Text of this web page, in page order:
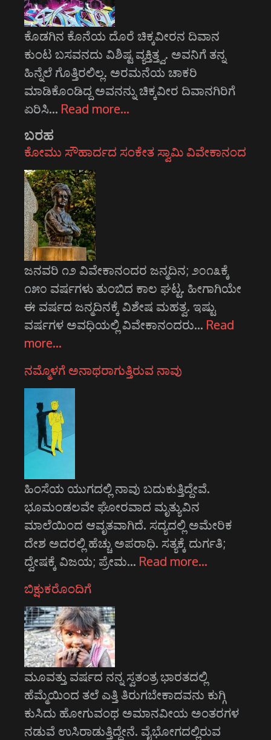
ಕೊಡಗಿನ ಕೊನೆಯ ದೊರೆ ಚಿಕ್ಕವೀರನ ದಿವಾನ
ಕುಂಟ ಬಸವನದು ವಿಶಿಷ್ಟ ವ್ಯಕ್ತಿತ್ತ್ವ. ಅವನಿಗೆ ತನ್ನ
ಹಿನ್ನೆಲೆ ಗೊತ್ತಿರಲಿಲ್ಲ. ಅರಮನೆಯ ಚಾಕರಿ
ಮಾಡಿಕೊಂಡಿದ್ದ ಅವನನ್ನು ಚಿಕ್ಕವೀರ ದಿವಾನಗಿರಿಗೆ
ಏರಿಸಿ… Read more…
ಬರಹ
ಕೋಮು ಸೌಹಾರ್ದದ ಸಂಕೇತ ಸ್ವಾಮಿ ವಿವೇಕಾನಂದ
ಜನವರಿ ೧೨ ವಿವೇಕಾನಂದರ ಜನ್ಮದಿನ; ೨೦೧೩ಕ್ಕೆ
೧೫೦ ವರ್ಷಗಳು ತುಂಬಿದ ಕಾಲ ಘಟ್ಟ. ಹೀಗಾಗಿಯೇ
ಈ ವರ್ಷದ ಜನ್ಮದಿನಕ್ಕೆ ವಿಶೇಷ ಮಹತ್ವ. ಇಷ್ಟು
ವರ್ಷಗಳ ಅವಧಿಯಲ್ಲಿ ವಿವೇಕಾನಂದರು… Read
more…
ನಮ್ಮೊಳಗೆ ಅನಾಥರಾಗುತ್ತಿರುವ ನಾವು
ಹಿಂಸೆಯ ಯುಗದಲ್ಲಿ ನಾವು ಬದುಕುತ್ತಿದ್ದೇವೆ.
ಭೂಮಂಡಲವೇ ಘೋರವಾದ ಮೃತ್ಯುವಿನ
ಮಾಲೆಯಿಂದ ಆವೃತವಾಗಿದೆ. ಸದ್ಯದಲ್ಲಿ ಅಮೇರಿಕ
ದೇಶ ಅದರಲ್ಲಿ ಹೆಚ್ಚು ಅಪರಾಧಿ. ಸತ್ಯಕ್ಕೆ ದುರ್ಗತಿ;
ದ್ವೇಷಕ್ಕೆ ವಿಜಯ; ಪ್ರೇಮ… Read more…
ಬಿಕ್ಷುಕರೊಂದಿಗೆ
ಮೂವತ್ತು ವರ್ಷದ ನನ್ನ ಸ್ವತಂತ್ರ ಭಾರತದಲ್ಲಿ
ಹೆಮ್ಮೆಯಿಂದ ತಲೆ ಎತ್ತಿ ತಿರುಗಬೇಕಾದವನು ಕುಗ್ಗಿ
ಕುಸಿದು ಹೋಗುವಂಥ ಅಮಾನವೀಯ ಅಂತರಗಳ
ನಡುವೆ ಉಸಿರಾಡುತ್ತಿದ್ದೇನೆ. ವೈಭೋಗದಲ್ಲಿರುವ